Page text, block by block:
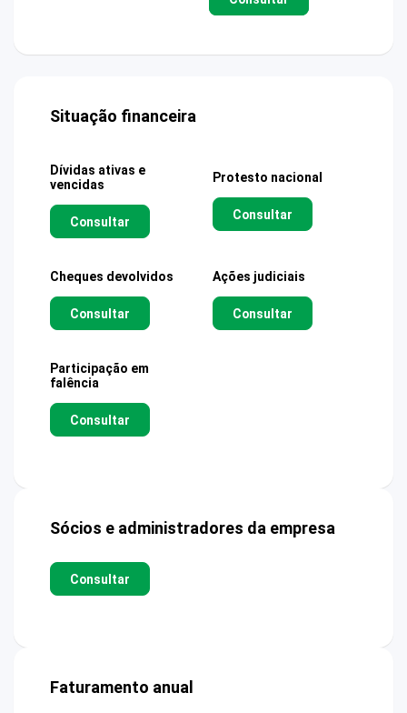
Situação financeira
Dívidas ativas e
vencidas
Consultar
Protesto nacional
Consultar
Cheques devolvidos
Consultar
Ações judiciais
Consultar
Participação em
falência
Consultar
Sócios e administradores da empresa
Consultar
Faturamento anual